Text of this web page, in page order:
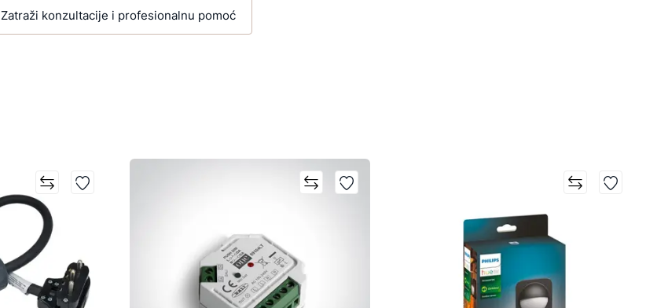
Zatraži konzultacije i profesionalnu pomoć